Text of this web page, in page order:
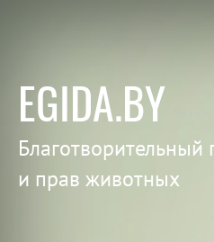
EGIDA.BY
и прав животных